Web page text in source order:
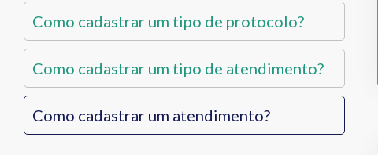
Como cadastrar um tipo de protocolo?
Como cadastrar um tipo de atendimento?
Como cadastrar um atendimento?